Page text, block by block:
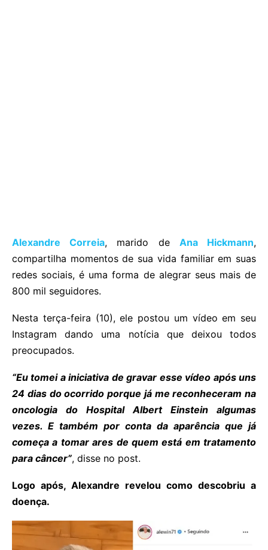
Alexandre Correia, marido de Ana Hickmann,
compartilha momentos de sua vida familiar em suas
redes sociais, é uma forma de alegrar seus mais de
800 mil seguidores.
Nesta terça-feira (10), ele postou um vídeo em seu
Instagram dando uma notícia que deixou todos
preocupados.
“Eu tomei a iniciativa de gravar esse vídeo após uns
24 dias do ocorrido porque já me reconheceram na
oncologia do Hospital Albert Einstein algumas
vezes. E também por conta da aparência que já
começa a tomar ares de quem está em tratamento
para câncer”, disse no post.
Logo após, Alexandre revelou como descobriu a
doença.